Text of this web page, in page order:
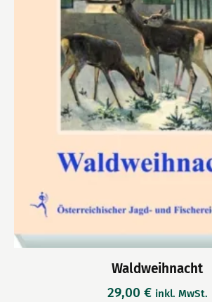
Waldweihnacht
29,00 € inkl. MwSt.